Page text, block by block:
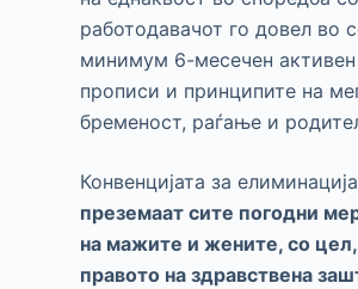
работодавачот го довел во
минимум 6-месечен активен
прописи и принципите на
бременост, раѓање и
Конвенцијата за
преземаат сите погодни
на мажите и жените, со цел,
правото на здравствена